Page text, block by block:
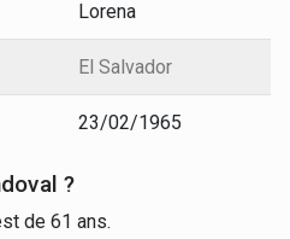
Lorena
El Salvador
23/02/1965
?
de 61 ans.